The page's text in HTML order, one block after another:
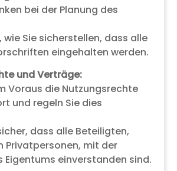
bei der Planung des
wie Sie sicherstellen, dass alle
eingehalten werden.
und Verträge:
Voraus die Nutzungsrechte
und regeln Sie dies
dass alle Beteiligten,
Privatpersonen, mit der
Eigentums einverstanden sind.